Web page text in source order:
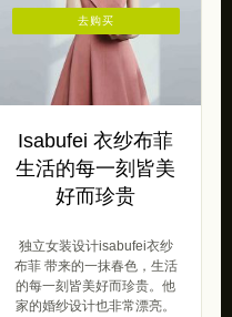
Isabufei 衣纱布菲
生活的每一刻皆美
好而珍贵
独立女装设计isabufei衣纱
布菲 带来的一抹春色，生活
的每一刻皆美好而珍贵。他
家的婚纱设计也非常漂亮。
去购买